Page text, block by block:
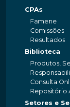
CPAs
Famene
Comissões
Resultados
Biblioteca
Produtos,
Consulta
Repositório
Setores e